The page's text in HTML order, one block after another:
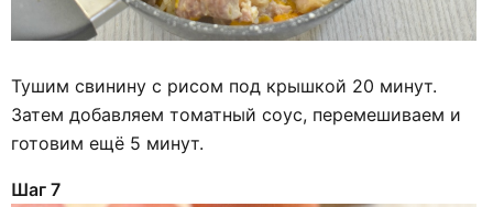
Тушим свинину с рисом под крышкой 20 минут.
Затем добавляем томатный соус, перемешиваем и
готовим ещё 5 минут.
Шаг 7